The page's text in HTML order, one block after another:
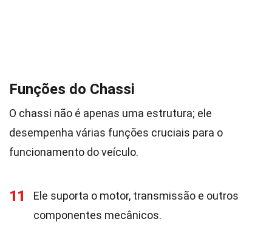
Funções do Chassi
O chassi não é apenas uma estrutura; ele
desempenha várias funções cruciais para o
funcionamento do veículo.
11
Ele suporta o motor, transmissão e outros
componentes mecânicos.